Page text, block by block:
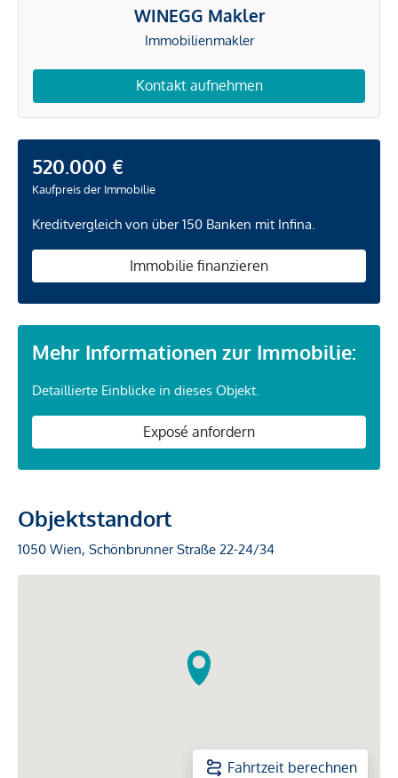
WINEGG Makler
Immobilienmakler
Kontakt aufnehmen
520.000 €
Kaufpreis der Immobilie
Kreditvergleich von über 150 Banken mit Infina.
Immobilie finanzieren
Mehr Informationen zur Immobilie:
Detaillierte Einblicke in dieses Objekt.
Exposé anfordern
Objektstandort
1050 Wien, Schönbrunner Straße 22-24/34
Fahrtzeit berechnen